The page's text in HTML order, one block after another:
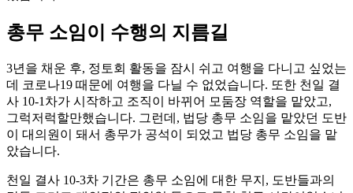
총무 소임이 수행의 지름길
3년을 채운 후, 정토회 활동을 잠시 쉬고 여행을 다니고 싶었는
데 코로나19 때문에 여행을 다닐 수 없었습니다. 또한 천일 결
사 10-1차가 시작하고 조직이 바뀌어 모둠장 역할을 맡았고,
그럭저럭할만했습니다. 그런데, 법당 총무 소임을 맡았던 도반
이 대의원이 돼서 총무가 공석이 되었고 법당 총무 소임을 맡
았습니다.
천일 결사 10-3차 기간은 총무 소임에 대한 무지, 도반들과의